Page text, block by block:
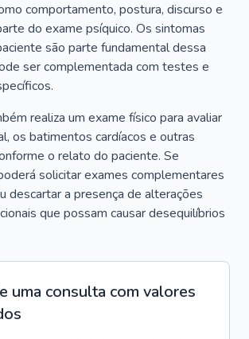
comportamento, postura, discurso e
do exame psíquico. Os sintomas
são parte fundamental dessa
ser complementada com testes e
realiza um exame físico para avaliar
os batimentos cardíacos e outras
o relato do paciente. Se
solicitar exames complementares
descartar a presença de alterações
que possam causar desequilíbrios
uma consulta com valores